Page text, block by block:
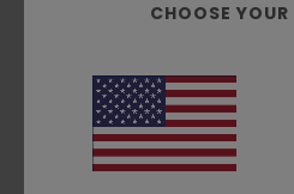
Teinture pigmentaire
Étiquette drapeau sur
Composition[Matière
recyclé, 30% coton, 20%
CHOOSE